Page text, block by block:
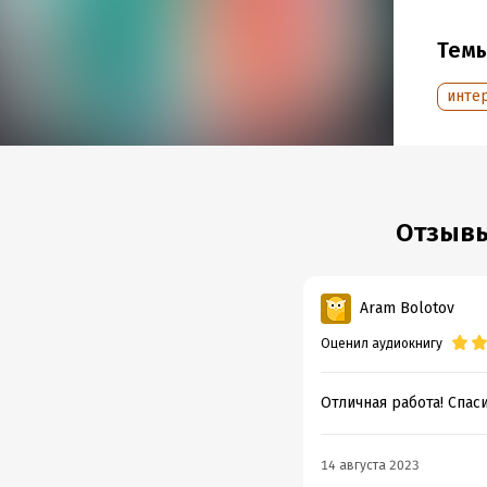
Камни
Aram Bolotov
Оценил аудиокнигу
Отличная работа!
14 августа 2023